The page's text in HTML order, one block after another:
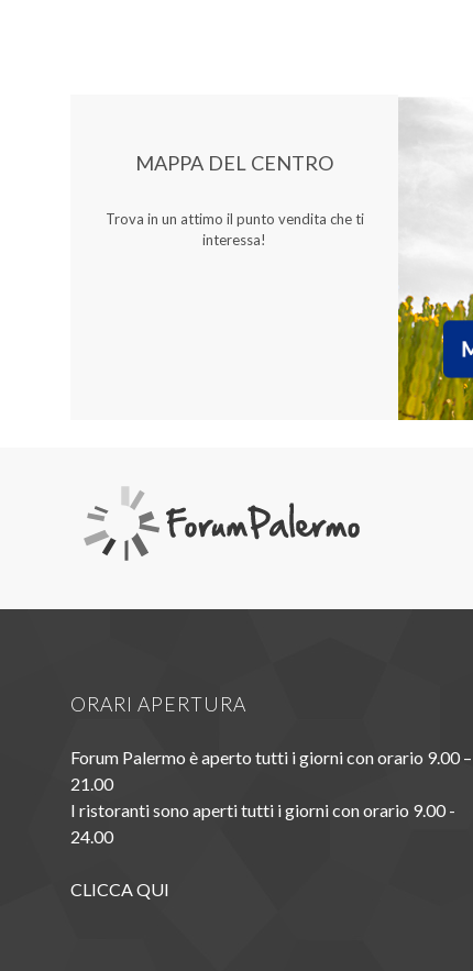
MAPPA DEL CENTRO
Trova in un attimo il punto vendita che ti
interessa!
ORARI APERTURA
Forum Palermo è aperto tutti i giorni con orario 9.00 –
21.00
I ristoranti sono aperti tutti i giorni con orario 9.00 -
24.00
CLICCA QUI